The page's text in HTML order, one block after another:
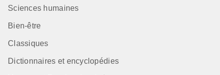
Sciences humaines
Bien-être
Classiques
Dictionnaires et encyclopédies